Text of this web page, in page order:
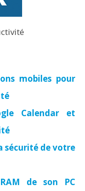
mobiles pour
Calendar et
sécurité de votre
de son PC